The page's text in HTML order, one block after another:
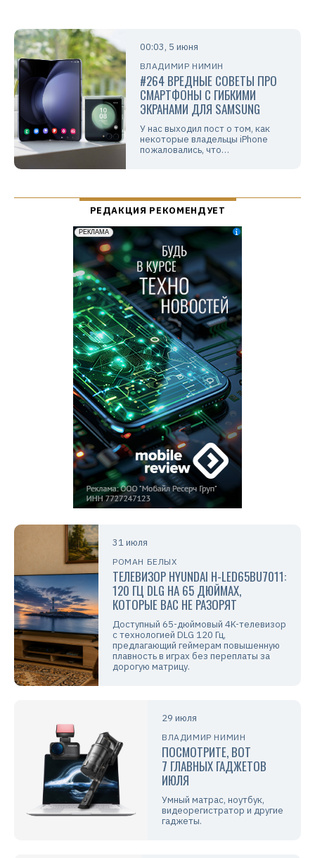
00:03, 5 июня
ВЛАДИМИР НИМИН
#264 ВРЕДНЫЕ СОВЕТЫ ПРО
СМАРТФОНЫ С ГИБКИМИ
ЭКРАНАМИ ДЛЯ SAMSUNG
У нас выходил пост о том, как
некоторые владельцы iPhone
пожаловались, что…
31 июля
РОМАН БЕЛЫХ
ТЕЛЕВИЗОР HYUNDAI H-LED65BU7011:
120 ГЦ DLG НА 65 ДЮЙМАХ,
КОТОРЫЕ ВАС НЕ РАЗОРЯТ
Доступный 65-дюймовый 4K-телевизор
с технологией DLG 120 Гц,
предлагающий геймерам повышенную
плавность в играх без переплаты за
дорогую матрицу.
29 июля
ВЛАДИМИР НИМИН
ПОСМОТРИТЕ, ВОТ
7 ГЛАВНЫХ ГАДЖЕТОВ
ИЮЛЯ
Умный матрас, ноутбук,
видеорегистратор и другие
гаджеты.